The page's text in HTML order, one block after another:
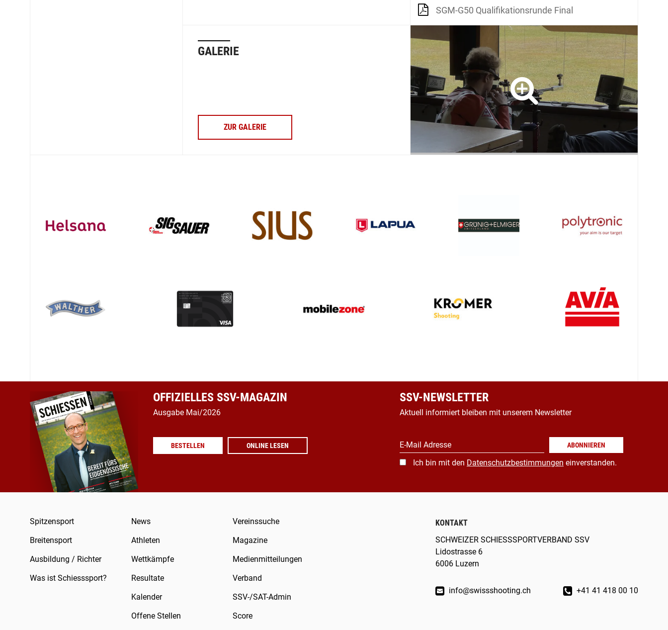
SGM-G50 Qualifikationsrunde Final
GALERIE
ZUR GALERIE
OFFIZIELLES SSV-MAGAZIN
Ausgabe Mai/2026
BESTELLEN ONLINE LESEN
SSV-NEWSLETTER
Aktuell informiert bleiben mit unserem Newsletter
E-Mail Adresse ABONNIEREN
Ich bin mit den Datenschutzbestimmungen einverstanden.
Spitzensport
Breitensport
Ausbildung / Richter
Was ist Schiesssport?
News
Athleten
Wettkämpfe
Resultate
Kalender
Offene Stellen
Vereinssuche
Magazine
Medienmitteilungen
Verband
SSV-/SAT-Admin
Score
KONTAKT
SCHWEIZER SCHIESSSPORTVERBAND SSV
Lidostrasse 6
6006 Luzern
info@swissshooting.ch +41 41 418 00 10